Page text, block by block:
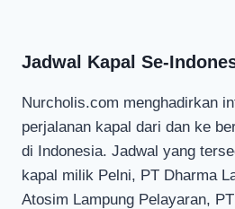
Jadwal Kapal Se-
Nurcholis.com menghadirkan
perjalanan kapal dari dan ke
di Indonesia. Jadwal yang
kapal milik Pelni, PT Dharma
Atosim Lampung Pelayaran,